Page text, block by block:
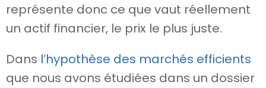
représente donc ce que vaut réellement
un actif financier, le prix le plus juste.
Dans l’hypothèse des marchés efficients
que nous avons étudiées dans un dossier